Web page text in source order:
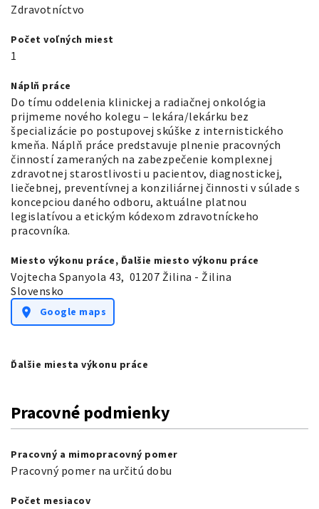
Zdravotníctvo
Počet voľných miest
1
Náplň práce
Do tímu oddelenia klinickej a radiačnej onkológia
prijmeme nového kolegu – lekára/lekárku bez
špecializácie po postupovej skúške z internistického
kmeňa. Náplň práce predstavuje plnenie pracovných
činností zameraných na zabezpečenie komplexnej
zdravotnej starostlivosti u pacientov, diagnostickej,
liečebnej, preventívnej a konziliárnej činnosti v súlade s
koncepciou daného odboru, aktuálne platnou
legislatívou a etickým kódexom zdravotníckeho
pracovníka.
Miesto výkonu práce, Ďalšie miesto výkonu práce
Vojtecha Spanyola 43, 01207 Žilina - Žilina
Slovensko
location_on
Google maps
Ďalšie miesta výkonu práce
Pracovné podmienky
Pracovný a mimopracovný pomer
Pracovný pomer na určitú dobu
Počet mesiacov